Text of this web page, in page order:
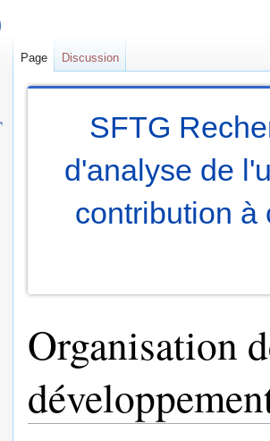
SFTG
d'analyse de
contribution à
Organisation
Page Discussion